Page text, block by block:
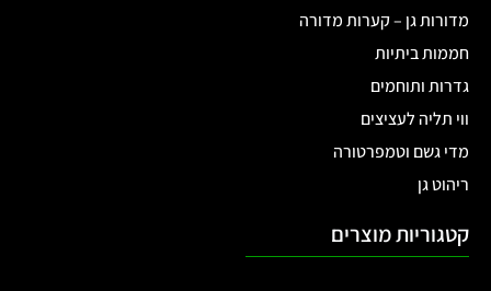
מדורות גן – קערות מדורה
חממות ביתיות
גדרות ותוחמים
ווי תליה לעציצים
מדי גשם וטמפרטורה
ריהוט גן
קטגוריות מוצרים